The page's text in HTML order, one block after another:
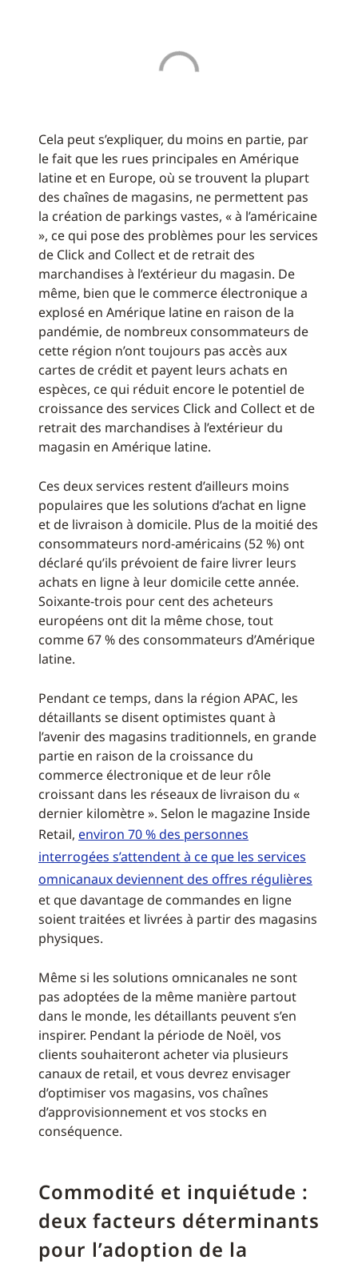
Cela peut s’expliquer, du moins en partie, par
le fait que les rues principales en Amérique
latine et en Europe, où se trouvent la plupart
des chaînes de magasins, ne permettent pas
la création de parkings vastes, « à l’américaine
», ce qui pose des problèmes pour les services
de Click and Collect et de retrait des
marchandises à l’extérieur du magasin. De
même, bien que le commerce électronique a
explosé en Amérique latine en raison de la
pandémie, de nombreux consommateurs de
cette région n’ont toujours pas accès aux
cartes de crédit et payent leurs achats en
espèces, ce qui réduit encore le potentiel de
croissance des services Click and Collect et de
retrait des marchandises à l’extérieur du
magasin en Amérique latine.
Ces deux services restent d’ailleurs moins
populaires que les solutions d’achat en ligne
et de livraison à domicile. Plus de la moitié des
consommateurs nord-américains (52 %) ont
déclaré qu’ils prévoient de faire livrer leurs
achats en ligne à leur domicile cette année.
Soixante-trois pour cent des acheteurs
européens ont dit la même chose, tout
comme 67 % des consommateurs d’Amérique
latine.
Pendant ce temps, dans la région APAC, les
détaillants se disent optimistes quant à
l’avenir des magasins traditionnels, en grande
partie en raison de la croissance du
commerce électronique et de leur rôle
croissant dans les réseaux de livraison du «
dernier kilomètre ». Selon le magazine Inside
Retail, environ 70 % des personnes
interrogées s’attendent à ce que les services
omnicanaux deviennent des offres régulières
et que davantage de commandes en ligne
soient traitées et livrées à partir des magasins
physiques.
Même si les solutions omnicanales ne sont
pas adoptées de la même manière partout
dans le monde, les détaillants peuvent s’en
inspirer. Pendant la période de Noël, vos
clients souhaiteront acheter via plusieurs
canaux de retail, et vous devrez envisager
d’optimiser vos magasins, vos chaînes
d’approvisionnement et vos stocks en
conséquence.
Commodité et inquiétude :
deux facteurs déterminants
pour l’adoption de la